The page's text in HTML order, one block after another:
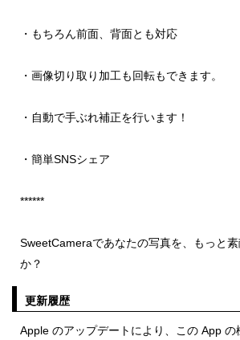
・もちろん前面、背面とも対応
・画像切り取り加工も回転もできます。
・自動で手ぶれ補正を行います！
・簡単SNSシェア
******
SweetCameraであなたの写真を、もっと
か？
更新履歴
Apple のアップデートにより、この App の